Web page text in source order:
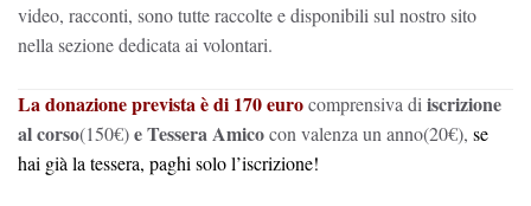
video, racconti, sono tutte raccolte e disponibili sul nostro sito
nella sezione dedicata ai volontari.
La donazione prevista è di 170 eurocomprensiva di iscrizione
al corso(150€)e Tessera Amicocon valenza un anno(20€), se
hai già la tessera, paghi solo l’iscrizione!